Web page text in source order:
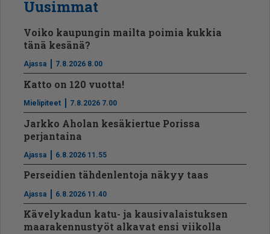
Uusimmat
Voiko kaupungin mailta poimia kukkia
tänä kesänä?
Ajassa 7.8.2026 8.00
Katto on 120 vuotta!
Mielipiteet 7.8.2026 7.00
Jarkko Aholan kesäkiertue Porissa
perjantaina
Ajassa 6.8.2026 11.55
Perseidien tähdenlentoja näkyy taas
Ajassa 6.8.2026 11.40
Kävelykadun katu- ja kausivalaistuksen
maarakennustyöt alkavat ensi viikolla